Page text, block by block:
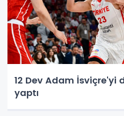
12 Dev Adam İsviçre'yi
yaptı